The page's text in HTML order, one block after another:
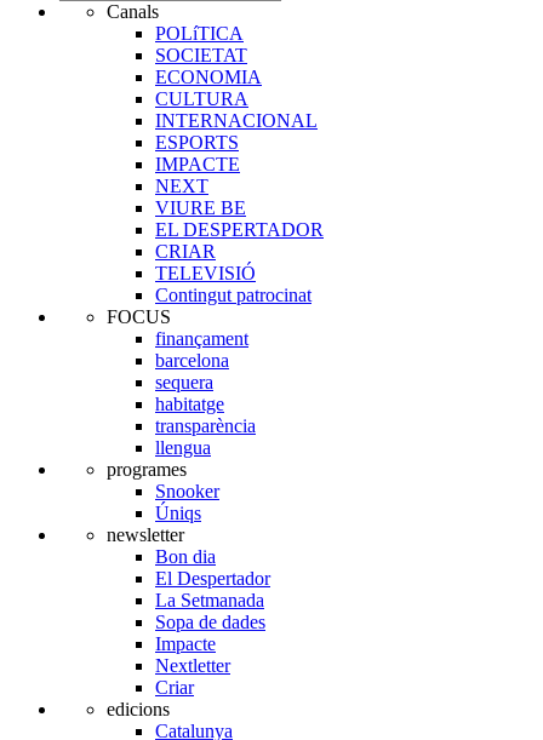
Canals
POLíTICA
SOCIETAT
ECONOMIA
CULTURA
INTERNACIONAL
ESPORTS
IMPACTE
NEXT
VIURE BE
EL DESPERTADOR
CRIAR
TELEVISIÓ
Contingut patrocinat
FOCUS
finançament
barcelona
sequera
habitatge
transparència
llengua
programes
Snooker
Úniqs
newsletter
Bon dia
El Despertador
La Setmanada
Sopa de dades
Impacte
Nextletter
Criar
edicions
Catalunya